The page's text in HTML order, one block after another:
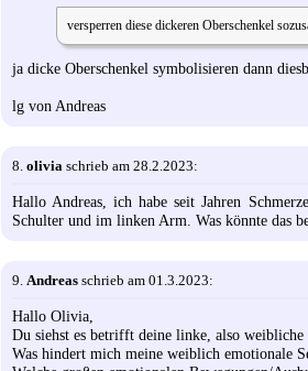
versperren diese dickeren Oberschenkel
ja dicke Oberschenkel symbolisieren dann
lg von Andreas
8. olivia schrieb am 28.2.2023:
Hallo Andreas, ich habe seit Jahren
Schulter und im linken Arm. Was könnte das
9. Andreas schrieb am 01.3.2023:
Hallo Olivia,
Du siehst es betrifft deine linke, also
Was hindert mich meine weiblich emotionale